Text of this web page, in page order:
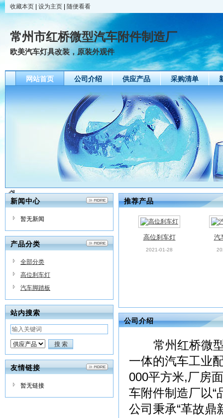
收藏本页 设为主页 随便看看
常州市红桥微型汽车附件制造厂
欧美汽车灯具改装，原装外观件
网站首页 公司介绍 供应产品 采购清单
新闻中心
暂无新闻
产品分类
全部分类
高位刹车灯
汽车脚踏板
站内搜索
友情链接
暂无链接
推荐产品
高位刹车灯
2021-01-28
汽
汽车脚踏板
2021-01-28
汽
公司介绍
常州红桥微型
一体的汽车工业
000平方米,厂房
车附件制造厂以“
公司秉承“革故鼎